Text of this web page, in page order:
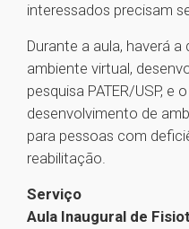
interessados precisam
Durante a aula, haverá
ambiente virtual,
pesquisa PATER/USP, e
desenvolvimento de
para pessoas com
reabilitação.
Serviço
Aula Inaugural de